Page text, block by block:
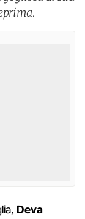
Deva